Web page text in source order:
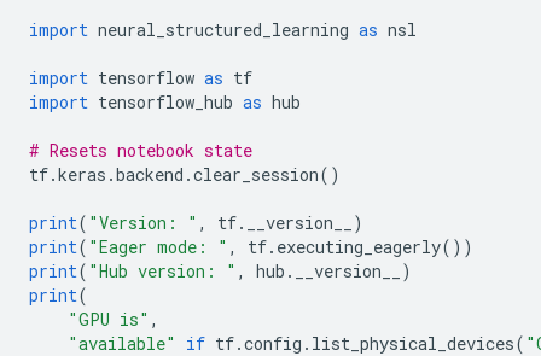
import neural_structured_learning as nsl
import tensorflow as tf
import tensorflow_hub as hub
# Resets notebook state
tf.keras .backend .clear_session()
print( "Version: " , tf. __version__
)
print( "Eager mode: " , tf. executing_eagerly())
print( "Hub version: " , hub . __version__
)
print(
"GPU is" ,
"available"
if tf.config . list_physical_devices(